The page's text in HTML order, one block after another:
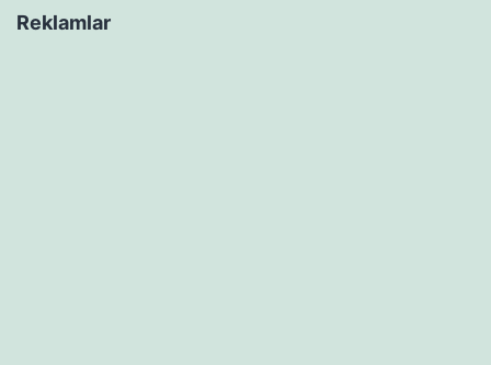
Reklamlar